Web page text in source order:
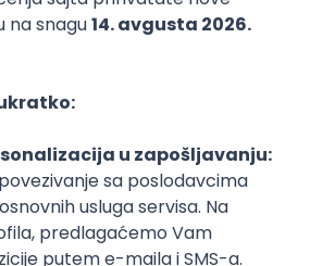
upoznala sam puno prijatelja,
za promenu. U svom poslu
vezana za jedno mesto, što
upoznajem ljude, što sam
imam priliku da posetim
ko može da kaže da mu je
ili Kapadokija“, navela je Ivanović.
vodiča podrazumeva i